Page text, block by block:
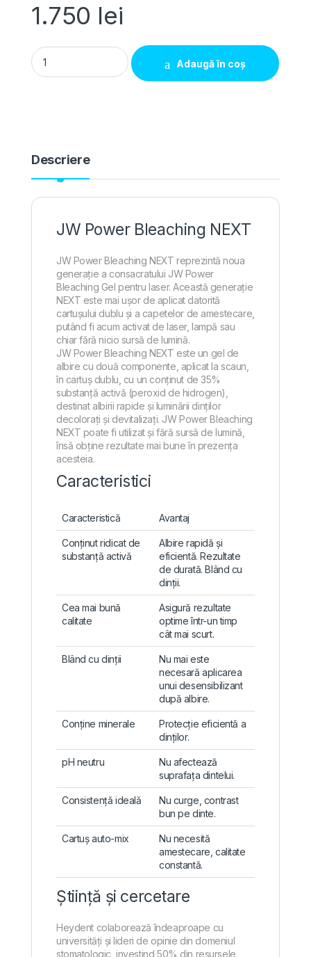
1.750 lei
Pachet Promo (5 + 1 gratis) - Kit albire Lampă & LASER -
Adaugă în coș
Descriere
JW Power Bleaching NEXT
JW Power Bleaching NEXT reprezintă noua
generație a consacratului JW Power
Bleaching Gel pentru laser. Această generație
NEXT este mai ușor de aplicat datorită
cartușului dublu și a capetelor de amestecare,
putând fi acum activat de laser, lampă sau
chiar fără nicio sursă de lumină.
JW Power Bleaching NEXT este un gel de
albire cu două componente, aplicat la scaun,
în cartuș dublu, cu un conținut de 35%
substanță activă (peroxid de hidrogen),
destinat albirii rapide și luminării dinților
decolorați și devitalizați. JW Power Bleaching
NEXT poate fi utilizat și fără sursă de lumină,
însă obține rezultate mai bune în prezența
acesteia.
Caracteristici
Caracteristică Avantaj
Conținut ridicat de
substanță activă
Albire rapidă și
eficientă. Rezultate
de durată. Blând cu
dinții.
Cea mai bună
calitate
Asigură rezultate
optime într-un timp
cât mai scurt.
Blând cu dinții
Nu mai este
necesară aplicarea
unui desensibilizant
după albire.
Conține minerale
Protecție eficientă a
dinților.
pH neutru
Nu afectează
suprafața dintelui.
Consistență ideală
Nu curge, contrast
bun pe dinte.
Cartuș auto-mix
Nu necesită
amestecare, calitate
constantă.
Știință și cercetare
Heydent colaborează îndeaproape cu
universități și lideri de opinie din domeniul
stomatologic, investind 50% din resursele